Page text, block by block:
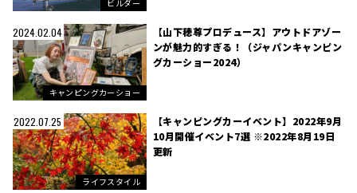
ビルダー
2024.02.04
キャンピングカーショー
【山下穂尊プロデュース】アウトドアゾー
ンが魅力的すぎる！（ジャパンキャンピン
グカーショー2024）
2022.07.25
ライフスタイル
【キャンピングカーイベント】2022年9月
10月開催イベント7選 ※2022年8月19日
更新